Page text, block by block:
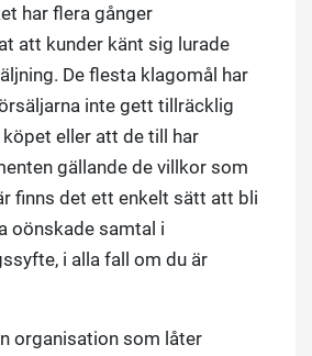
har flera gånger
att kunder känt sig lurade
De flesta klagomål har
inte gett tillräcklig
eller att de till har
gällande de villkor som
finns det ett enkelt sätt att bli
oönskade samtal i
i alla fall om du är
organisation som låter